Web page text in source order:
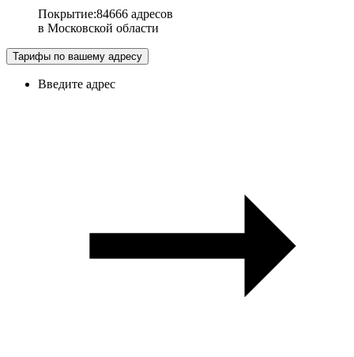
Покрытие:84666 адресов
в Московской области
Тарифы по вашему адресу
Введите адрес